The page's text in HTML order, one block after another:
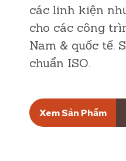
các linh kiện
cho các công
Nam & quốc tế.
chuẩn ISO.
Xem Sản Phẩm